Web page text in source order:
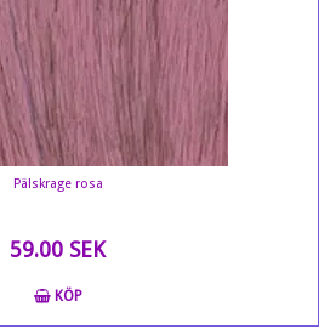
Pälskrage rosa
59.00 SEK
KÖP